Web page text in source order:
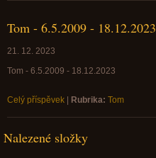
Tom - 6.5.2009 - 18.12.2023
21. 12. 2023
Tom - 6.5.2009 - 18.12.2023
Celý příspěvek Rubrika: Tom
Nalezené složky